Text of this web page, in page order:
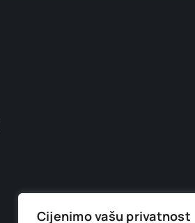
Cijenimo vašu privatnost